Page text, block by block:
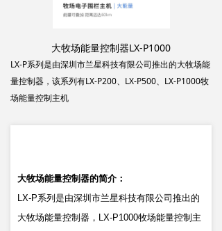
大牧场能量控制器的简介：
LX-P系列是由深圳市兰星科技有限公司推出的
大牧场能量控制器，LX-P1000牧场能量控制主
大牧场能量控制器LX-P1000
LX-P系列是由深圳市兰星科技有限公司推出的大牧场能
量控制器，该系列有LX-P200、LX-P500、LX-P1000牧
场能量控制主机